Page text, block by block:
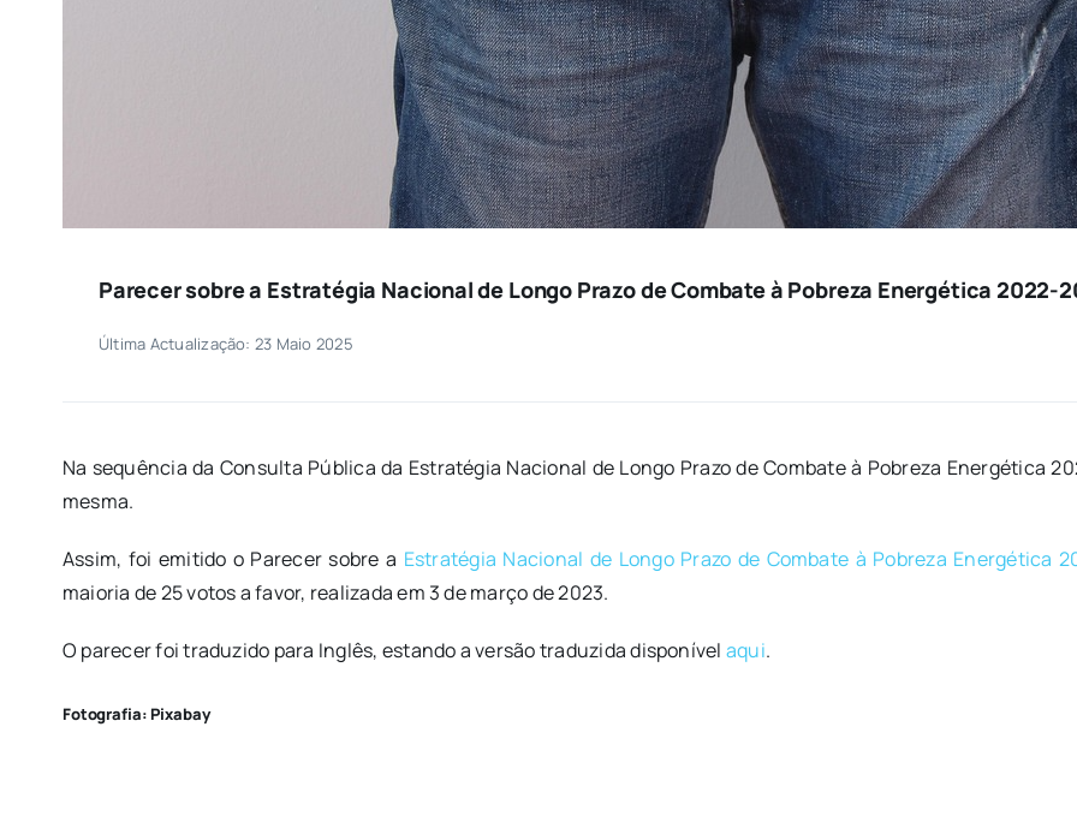
Parecer sobre a Estratégia Nacional de Longo Prazo de Combate à Pobreza Energética 2022-
Última Actualização: 23 Maio 2025
Na sequência da Consulta Pública da Estratégia Nacional de Longo Prazo de Combate à Pobreza Energética
mesma.
Assim, foi emitido o Parecer sobre a Estratégia Nacional de Longo Prazo de Combate à Pobreza Energética
maioria de 25 votos a favor, realizada em 3 de março de 2023.
O parecer foi traduzido para Inglês, estando a versão traduzida disponível aqui.
Fotografia: Pixabay